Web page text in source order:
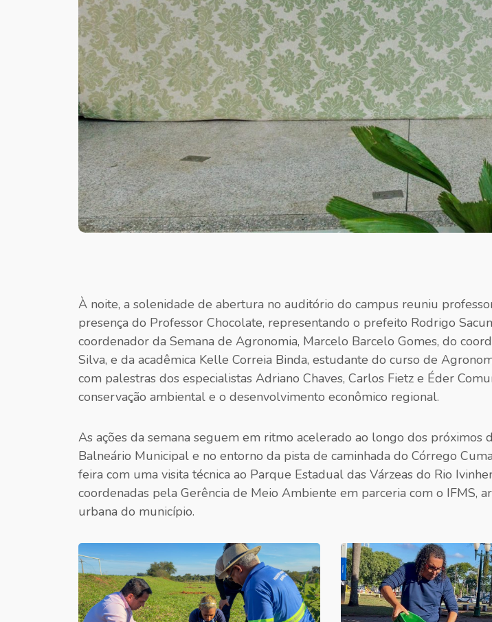
À noite, a solenidade de abertura no auditório do campus reuniu
presença do Professor Chocolate, representando o prefeito Rodrigo
coordenador da Semana de Agronomia, Marcelo Barcelo Gomes, do
Silva, e da acadêmica Kelle Correia Binda, estudante do curso de
com palestras dos especialistas Adriano Chaves, Carlos Fietz e Éder
conservação ambiental e o desenvolvimento econômico regional.
As ações da semana seguem em ritmo acelerado ao longo dos próximos
Balneário Municipal e no entorno da pista de caminhada do Córrego
feira com uma visita técnica ao Parque Estadual das Várzeas do Rio
coordenadas pela Gerência de Meio Ambiente em parceria com o IFMS,
urbana do município.